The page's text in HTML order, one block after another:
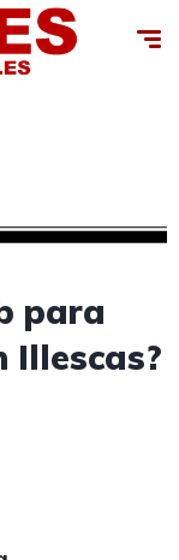
para
Illescas?